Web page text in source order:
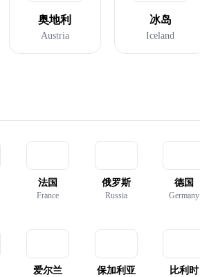
奥地利
Austria
冰岛
Iceland
法国
France
俄罗斯
Russia
德国
Germany
爱尔兰 保加利亚 比利时